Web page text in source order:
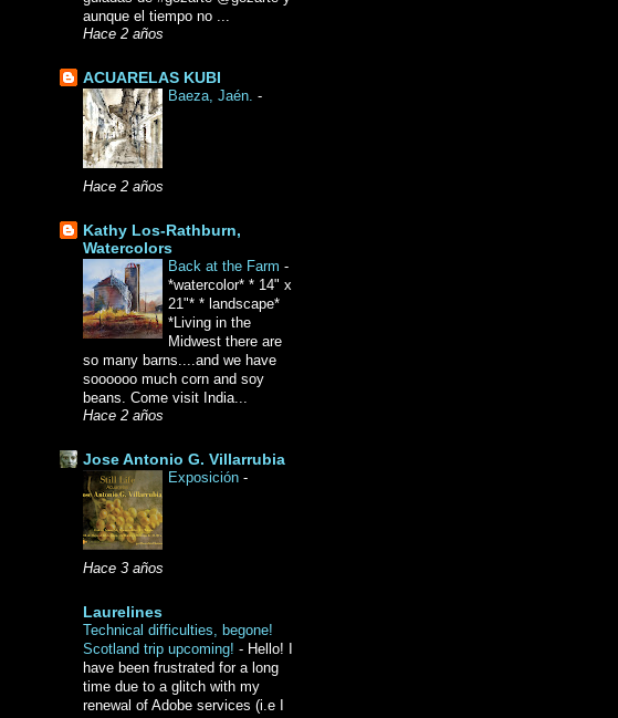
aunque el tiempo no ...
Hace 2 años
ACUARELAS KUBI
Baeza, Jaén. -
Hace 2 años
Kathy Los-Rathburn,
Watercolors
Back at the Farm -
*watercolor* * 14" x
21"* * landscape*
*Living in the
Midwest there are
so many barns....and we have
soooooo much corn and soy
beans. Come visit India...
Hace 2 años
Jose Antonio G. Villarrubia
Exposición -
Hace 3 años
Laurelines
Technical difficulties, begone!
Scotland trip upcoming! - Hello! I
have been frustrated for a long
time due to a glitch with my
renewal of Adobe services (i.e I